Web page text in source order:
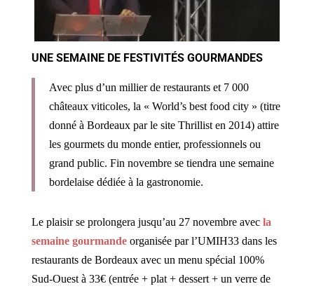
UNE SEMAINE DE FESTIVITÉS GOURMANDES
Avec plus d’un millier de restaurants et 7 000
châteaux viticoles, la « World’s best food city » (titre
donné à Bordeaux par le site Thrillist en 2014) attire
les gourmets du monde entier, professionnels ou
grand public. Fin novembre se tiendra une semaine
bordelaise dédiée à la gastronomie.
Le plaisir se prolongera jusqu’au 27 novembre avec la
semaine gourmandeorganisée par l’UMIH33 dans les
restaurants de Bordeaux avec un menu spécial 100%
Sud-Ouest à 33€ (entrée + plat + dessert + un verre de